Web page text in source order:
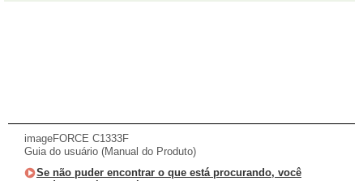
imageFORCE C1333F
Guia do usuário (Manual do Produto)
Se não puder encontrar o que está procurando, você